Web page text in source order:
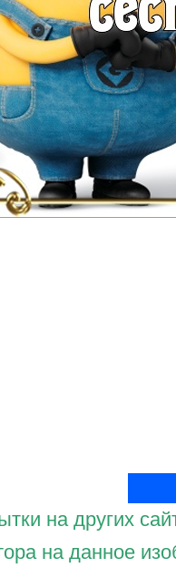
на других
на данное